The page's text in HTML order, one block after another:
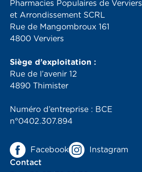
Pharmacies Populaires de Verviers
et Arrondissement SCRL
Rue de Mangombroux 161
4800 Verviers
Siège d’exploitation :
Rue de l’avenir 12
4890 Thimister
Numéro d’entreprise : BCE
n°0402.307.894
Facebook
Instagram
Contact